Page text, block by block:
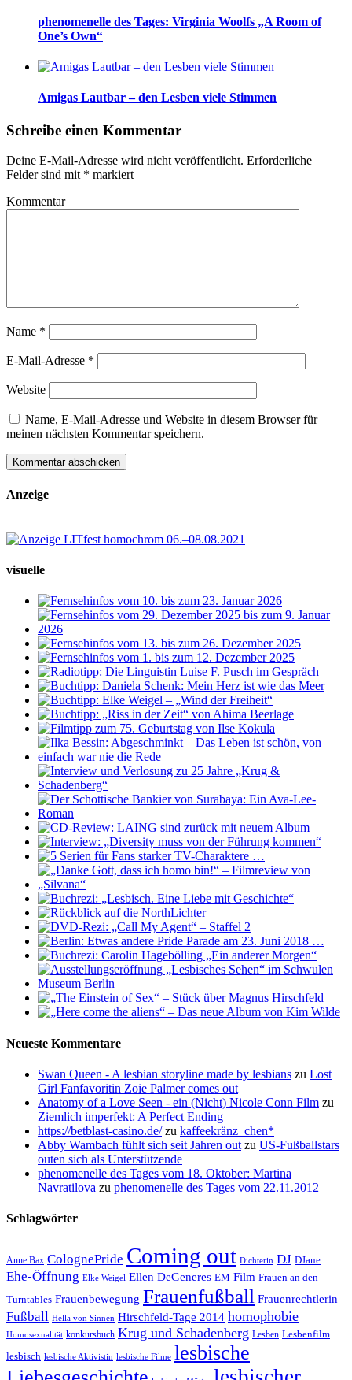
phenomenelle des Tages: Virginia Woolfs „A Room of
One’s Own“
Amigas Lautbar – den Lesben viele Stimmen
Schreibe einen Kommentar
Deine E-Mail-Adresse wird nicht veröffentlicht. Erforderliche
Felder sind mit * markiert
Kommentar
Name *
E-Mail-Adresse *
Website
Name, E-Mail-Adresse und Website in diesem Browser für
meinen nächsten Kommentar speichern.
Anzeige
visuelle
Neueste Kommentare
Swan Queen - A lesbian storyline made by lesbians zu Lost
Girl Fanfavoritin Zoie Palmer comes out
Anatomy of a Love Seen - ein (Nicht) Nicole Conn Film zu
Ziemlich imperfekt: A Perfect Ending
https://betblast-casino.de/zu kaffeekränz_chen*
Abby Wambach fühlt sich seit Jahren out zu US-Fußballstars
outen sich als Unterstützende
phenomenelle des Tages vom 18. Oktober: Martina
Navratilova zu phenomenelle des Tages vom 22.11.2012
Schlagwörter
Anne Bax ColognePride Coming out Dichterin DJ DJane
Ehe-Öffnung Elke Weigel Ellen DeGeneres EM Film Frauen an den
Turntables Frauenbewegung Frauenfußball Frauenrechtlerin
Fußball Hella von Sinnen Hirschfeld-Tage 2014 homophobie
Homosexualität konkursbuch Krug und Schadenberg Lesben Lesbenfilm
lesbisch lesbische Aktivistin lesbische Filme lesbische